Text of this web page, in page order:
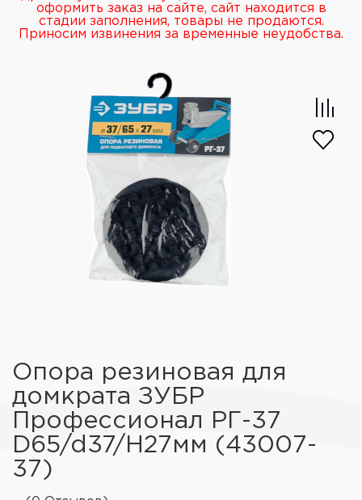
оформить заказ на сайте, сайт находится в
стадии заполнения, товары не продаются.
Приносим извинения за временные неудобства.
Опора резиновая для
домкрата ЗУБР
Профессионал РГ-37
D65/d37/H27мм (43007-
37)